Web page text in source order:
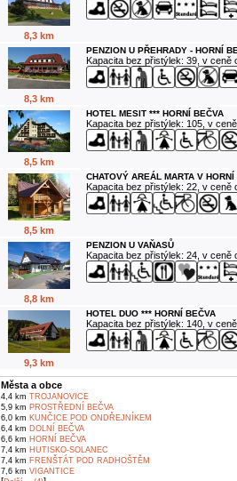
8,3 km
8,3 km
PENZION U PŘEHRADY - HORNÍ
Kapacita bez přistýlek: 39, v ceně
8,5 km
HOTEL MESIT *** HORNÍ BEČVA
Kapacita bez přistýlek: 105, v
8,5 km
CHATOVÝ AREÁL MARTA V
Kapacita bez přistýlek: 22, v ceně
8,8 km
PENZION U VAŇASŮ
Kapacita bez přistýlek: 24, v ceně
9,3 km
HOTEL DUO *** HORNÍ BEČVA
Kapacita bez přistýlek: 140, v
Města a obce
4,4 km TROJANOVICE
5,9 km PROSTŘEDNÍ BEČVA
6,0 km KUNČICE POD ONDŘEJNÍKEM
6,4 km DOLNÍ BEČVA
6,6 km HORNÍ BEČVA
7,4 km HUTISKO-SOLANEC
7,4 km FRENŠTÁT POD RADHOŠTĚM
7,6 km VIGANTICE